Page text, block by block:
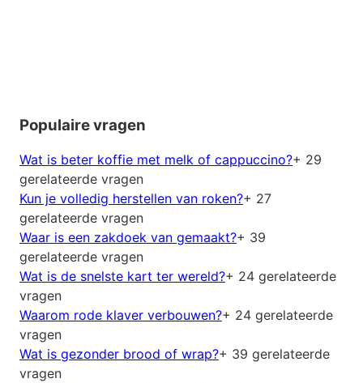
Populaire vragen
Wat is beter koffie met melk of cappuccino?+ 29
gerelateerde vragen
Kun je volledig herstellen van roken?+ 27
gerelateerde vragen
Waar is een zakdoek van gemaakt?+ 39
gerelateerde vragen
Wat is de snelste kart ter wereld?+ 24 gerelateerde
vragen
Waarom rode klaver verbouwen?+ 24 gerelateerde
vragen
Wat is gezonder brood of wrap?+ 39 gerelateerde
vragen